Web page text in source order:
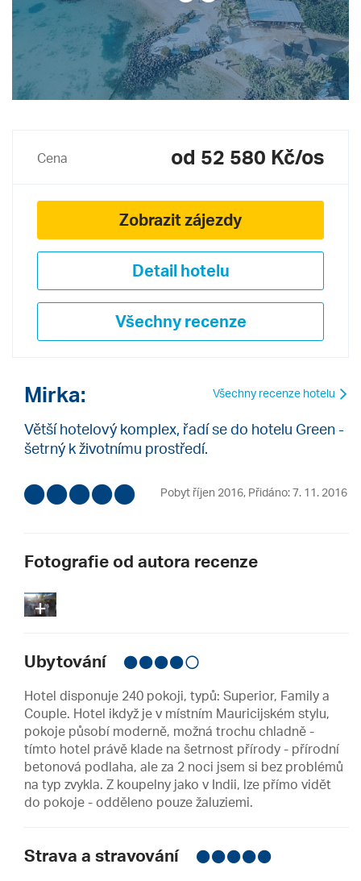
Cena od 52 580 Kč/os
Zobrazit zájezdy
Detail hotelu
Všechny recenze
Všechny recenze hotelu
Mirka:
Větší hotelový komplex, řadí se do hotelu Green -
šetrný k životnímu prostředí.
Pobyt říjen 2016, Přidáno: 7. 11. 2016
Fotografie od autora recenze
+
Ubytování
Hotel disponuje 240 pokoji, typů: Superior, Family a
Couple. Hotel ikdyž je v místním Mauricijském stylu,
pokoje působí moderně, možná trochu chladně -
tímto hotel právě klade na šetrnost přírody - přírodní
betonová podlaha, ale za 2 noci jsem si bez problémů
na typ zvykla. Z koupelny jako v Indii, lze přímo vidět
do pokoje - odděleno pouze žaluziemi.
Strava a stravování